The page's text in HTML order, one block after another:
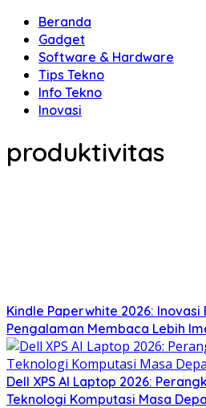
Beranda
Gadget
Software & Hardware
Tips Tekno
Info Tekno
Inovasi
produktivitas
Kindle Paperwhite 2026:
Pengalaman Membaca Lebih
Dell XPS AI Laptop 2026:
Teknologi Komputasi Masa